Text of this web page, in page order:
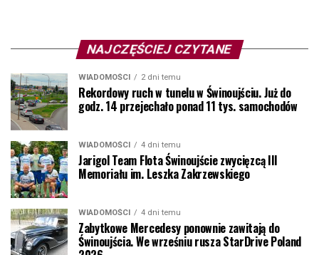
NAJCZĘŚCIEJ CZYTANE
WIADOMOŚCI 2 dni temu
Rekordowy ruch w tunelu w Świnoujściu. Już do
godz. 14 przejechało ponad 11 tys. samochodów
WIADOMOŚCI 4 dni temu
Jarigol Team Flota Świnoujście zwycięzcą III
Memoriału im. Leszka Zakrzewskiego
WIADOMOŚCI 4 dni temu
Zabytkowe Mercedesy ponownie zawitają do
Świnoujścia. We wrześniu rusza StarDrive Poland